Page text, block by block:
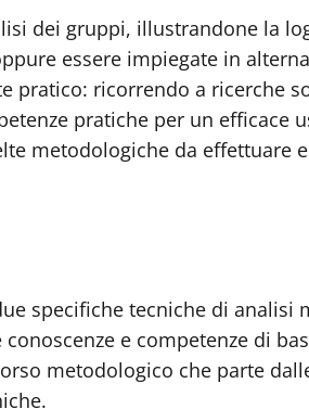
dei gruppi, illustrandone la
essere impiegate in
pratico: ricorrendo a ricerche
pratiche per un
metodologiche da effettuare
specifiche tecniche di
e competenze di
metodologico che parte